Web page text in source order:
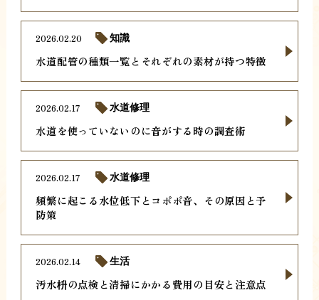
水道配管の種類一覧とそれぞれの素材が持つ特徴
2026.02.20 知識
水道を使っていないのに音がする時の調査術
2026.02.17 水道修理
頻繁に起こる水位低下とコポポ音、その原因と予
防策
2026.02.17 水道修理
汚水枡の点検と清掃にかかる費用の目安と注意点
2026.02.14 生活